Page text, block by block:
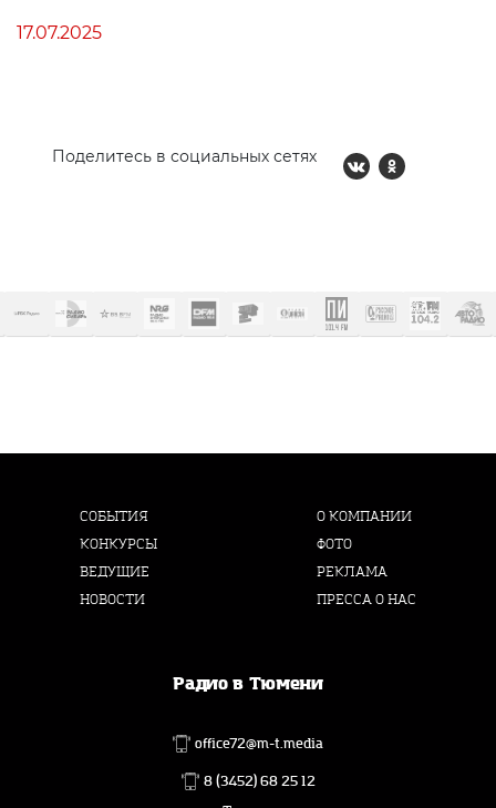
17.07.2025
Поделитесь в социальных сетях
СОБЫТИЯ
КОНКУРСЫ
ВЕДУЩИЕ
НОВОСТИ
О КОМПАНИИ
ФОТО
РЕКЛАМА
ПРЕССА О НАС
Радио в Тюмени
office72@m-t.media
8 (3452) 68 25 12